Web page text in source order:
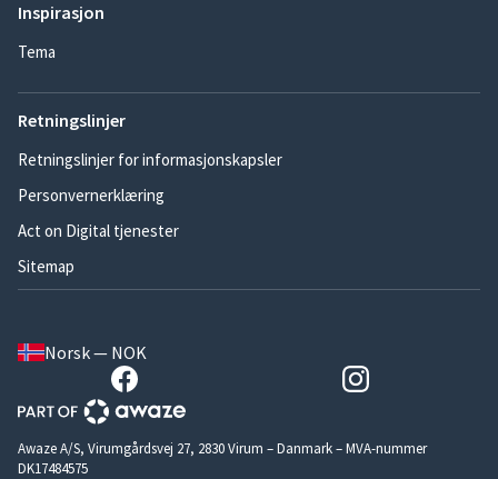
Inspirasjon
Tema
Retningslinjer
Retningslinjer for informasjonskapsler
Personvernerklæring
Act on Digital tjenester
Sitemap
Norsk — NOK
Awaze A/S, Virumgårdsvej 27, 2830 Virum – Danmark – MVA-nummer
DK17484575